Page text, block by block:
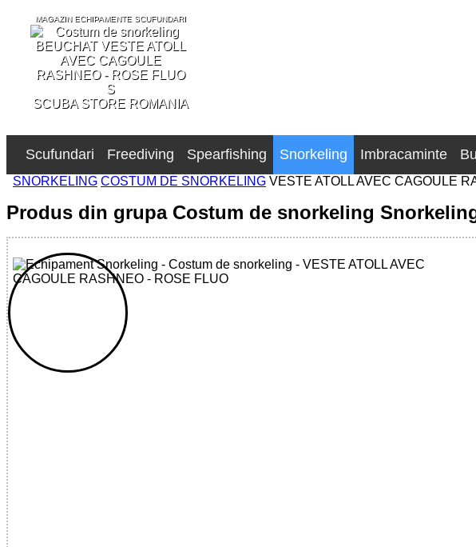
MAGAZIN ECHIPAMENTE SCUFUNDARI
SCUBA STORE ROMANIA
Scufundari Freediving Spearfishing Snorkeling Imbracaminte
SNORKELING COSTUM DE SNORKELING VESTE ATOLL AVEC CAGOULE
Produs din grupa Costum de snorkeling
32785579312 - ATOLL WOMAN ZIPPED VEST WITH HOOD - FLUO PINK